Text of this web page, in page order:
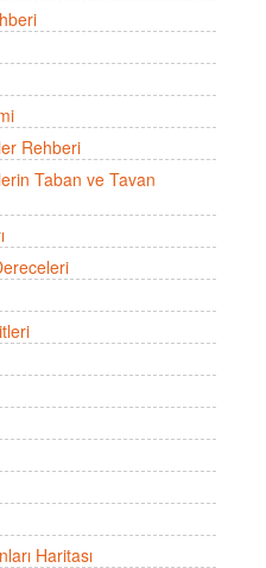
Rehberi
Taban ve Tavan
Haritası